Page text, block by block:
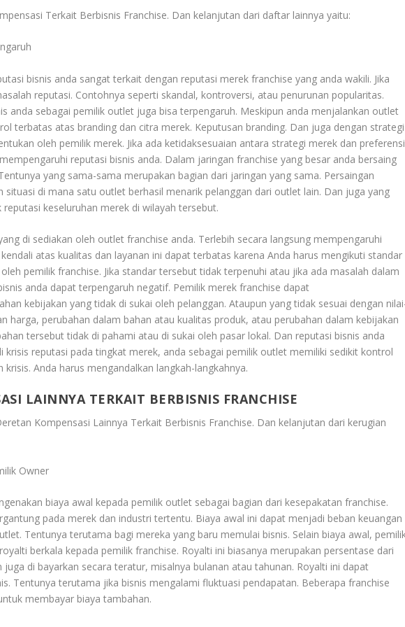
Terkait Berbisnis Franchise. Dan kelanjutan dari daftar lainnya yaitu:
bisnis anda sangat terkait dengan reputasi merek franchise yang anda wakili. Jika
reputasi. Contohnya seperti skandal, kontroversi, atau penurunan popularitas.
anda sebagai pemilik outlet juga bisa terpengaruh. Meskipun anda menjalankan outlet
terbatas atas branding dan citra merek. Keputusan branding. Dan juga dengan strategi
oleh pemilik merek. Jika ada ketidaksesuaian antara strategi merek dan preferensi
reputasi bisnis anda. Dalam jaringan franchise yang besar anda bersaing
yang sama-sama merupakan bagian dari jaringan yang sama. Persaingan
situasi di mana satu outlet berhasil menarik pelanggan dari outlet lain. Dan juga yang
keseluruhan merek di wilayah tersebut.
di sediakan oleh outlet franchise anda. Terlebih secara langsung mempengaruhi
atas kualitas dan layanan ini dapat terbatas karena Anda harus mengikuti standar
pemilik franchise. Jika standar tersebut tidak terpenuhi atau jika ada masalah dalam
anda dapat terpengaruh negatif. Pemilik merek franchise dapat
kebijakan yang tidak di sukai oleh pelanggan. Ataupun yang tidak sesuai dengan
harga, perubahan dalam bahan atau kualitas produk, atau perubahan dalam kebijakan
tersebut tidak di pahami atau di sukai oleh pasar lokal. Dan reputasi bisnis anda
krisis reputasi pada tingkat merek, anda sebagai pemilik outlet memiliki sedikit kontrol
Anda harus mengandalkan langkah-langkahnya.
LAINNYA TERKAIT BERBISNIS FRANCHISE
Kompensasi Lainnya Terkait Berbisnis Franchise. Dan kelanjutan dari kerugian
Owner
biaya awal kepada pemilik outlet sebagai bagian dari kesepakatan franchise.
pada merek dan industri tertentu. Biaya awal ini dapat menjadi beban keuangan
Tentunya terutama bagi mereka yang baru memulai bisnis. Selain biaya awal,
berkala kepada pemilik franchise. Royalti ini biasanya merupakan persentase dari
di bayarkan secara teratur, misalnya bulanan atau tahunan. Royalti ini dapat
Tentunya terutama jika bisnis mengalami fluktuasi pendapatan. Beberapa franchise
membayar biaya tambahan.